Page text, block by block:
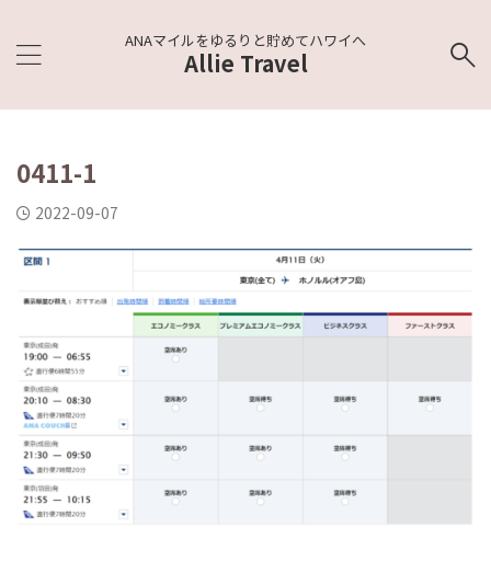
ANAマイルをゆるりと貯めてハワイへ
Allie Travel
0411-1
2022-09-07